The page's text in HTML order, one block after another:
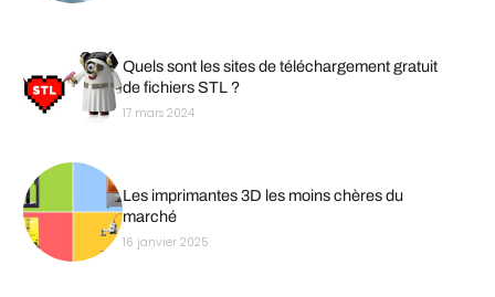
Quels sont les sites de téléchargement gratuit
de fichiers STL ?
17 mars 2024
Les imprimantes 3D les moins chères du
marché
16 janvier 2025